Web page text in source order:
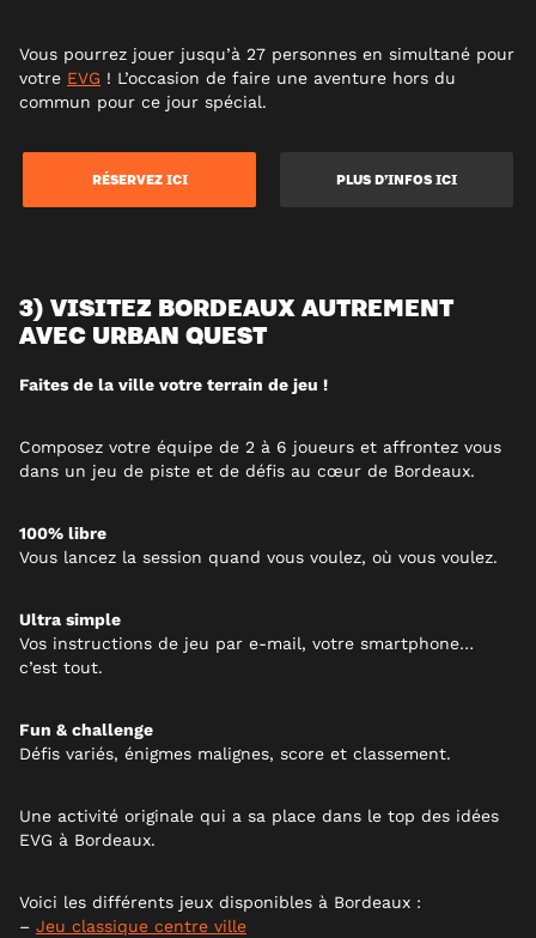
Vous pourrez jouer jusqu’à 27 personnes en simultané pour
votre EVG ! L’occasion de faire une aventure hors du
commun pour ce jour spécial.
RÉSERVEZ ICI PLUS D’INFOS ICI
3) VISITEZ BORDEAUX AUTREMENT
AVEC URBAN QUEST
Faites de la ville votre terrain de jeu !
Composez votre équipe de 2 à 6 joueurs et affrontez vous
dans un jeu de piste et de défis au cœur de Bordeaux.
100% libre
Vous lancez la session quand vous voulez, où vous voulez.
Ultra simple
Vos instructions de jeu par e-mail, votre smartphone…
c’est tout.
Fun & challenge
Défis variés, énigmes malignes, score et classement.
Une activité originale qui a sa place dans le top des idées
EVG à Bordeaux.
Voici les différents jeux disponibles à Bordeaux :
– Jeu classique centre ville